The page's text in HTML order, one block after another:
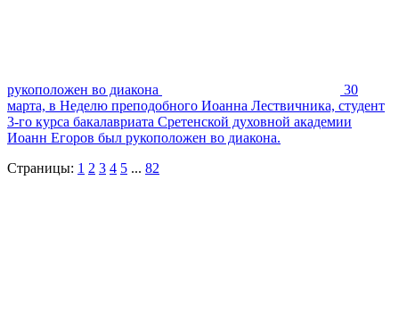
рукоположен во диакона
30
марта, в Неделю преподобного Иоанна Лествичника, студент
3-го курса бакалавриата Сретенской духовной академии
Иоанн Егоров был рукоположен во диакона.
Страницы: 1 2 3 4 5 ... 82